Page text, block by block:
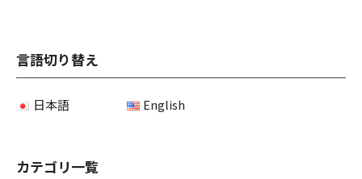
言語切り替え
日本語 English
カテゴリ一覧